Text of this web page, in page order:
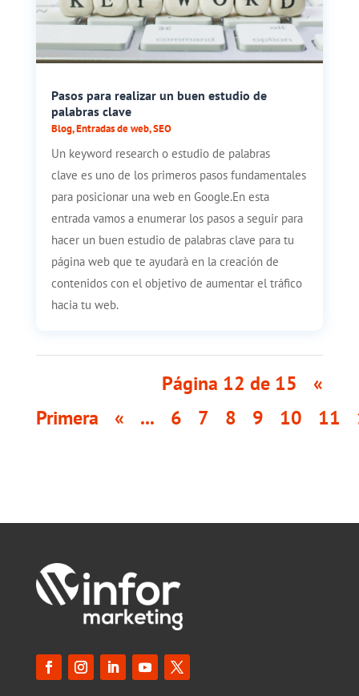
Pasos para realizar un buen estudio de
palabras clave
Blog,Entradas de web,SEO
Un keyword research o estudio de palabras
clave es uno de los primeros pasos fundamentales
para posicionar una web en Google.En esta
entrada vamos a enumerar los pasos a seguir para
hacer un buen estudio de palabras clave para tu
página web que te ayudarà en la creación de
contenidos con el objetivo de aumentar el tráfico
hacia tu web.
Página 12 de 15
«
Primera
« ... 6 7 8 9 10 11